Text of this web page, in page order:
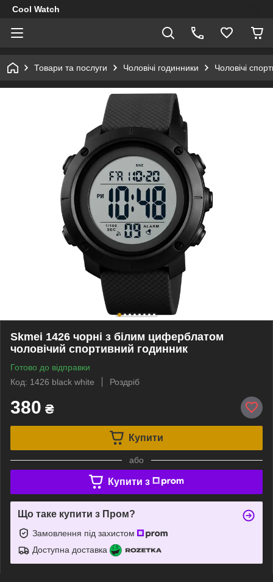
Cool Watch
Товари та послуги Чоловічі годинники Чоловічі
Skmei 1426 чорні з білим циферблатом
чоловічий спортивний годинник
Готово до відправки
Код: 1426 black white
Роздріб
380 ₴
Купити
або
Купити з
Що таке купити з Пром?
Замовлення під захистом
Доступна доставка